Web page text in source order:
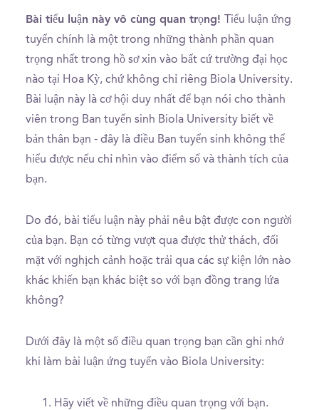
Bài tiểu luận này vô cùng quan trọng!
Tiểu luận ứng
tuyển chính là một trong những thành phần quan
trọng nhất trong hồ sơ xin vào bất cứ trường đại học
nào tại Hoa Kỳ, chứ không chỉ riêng Biola University.
Bài luận này là cơ hội duy nhất để bạn nói cho thành
viên trong Ban tuyển sinh Biola University biết về
bản thân bạn - đây là điều Ban tuyển sinh không thể
hiểu được nếu chỉ nhìn vào điểm số và thành tích của
bạn.
Do đó, bài tiểu luận này phải nêu bật được con người
của bạn. Bạn có từng vượt qua được thử thách, đối
mặt với nghịch cảnh hoặc trải qua các sự kiện lớn nào
khác khiến bạn khác biệt so với bạn đồng trang lứa
không?
Dưới đây là một số điều quan trọng bạn cần ghi nhớ
khi làm bài luận ứng tuyển vào Biola University:
Hãy viết về những điều quan trọng với bạn.